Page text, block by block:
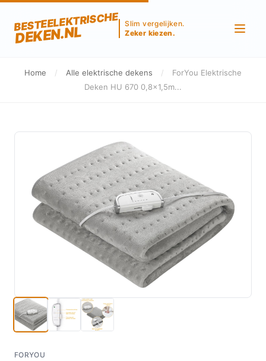
BESTEELEKTRISCHE
DEKEN.NL
Slim vergelijken.
Zeker kiezen.
Home / Alle elektrische dekens /
ForYou Elektrische
Deken HU 670 0,8x1,5m...
FORYOU